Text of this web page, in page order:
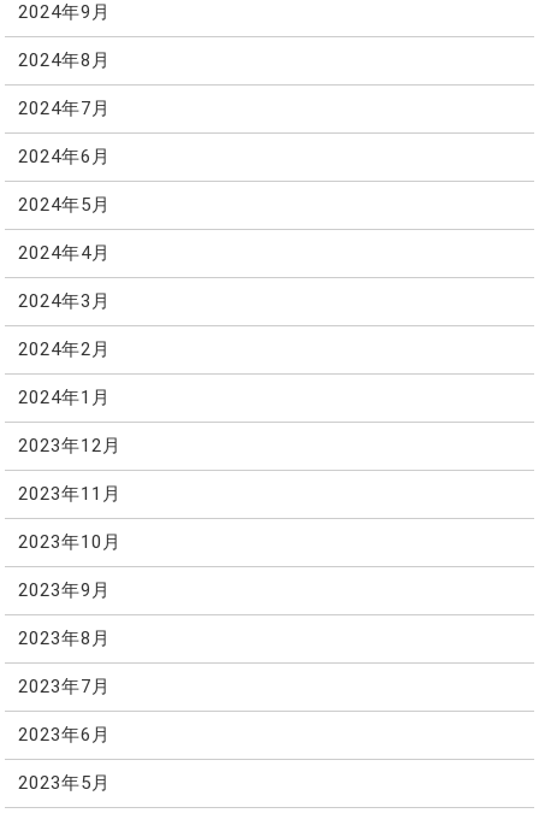
2024年9月
2024年8月
2024年7月
2024年6月
2024年5月
2024年4月
2024年3月
2024年2月
2024年1月
2023年12月
2023年11月
2023年10月
2023年9月
2023年8月
2023年7月
2023年6月
2023年5月